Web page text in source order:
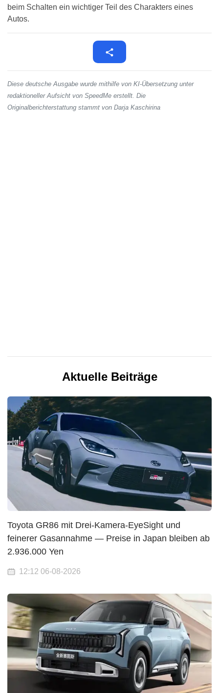
beim Schalten ein wichtiger Teil des Charakters eines
Autos.
Diese deutsche Ausgabe wurde mithilfe von KI-Übersetzung unter
redaktioneller Aufsicht von SpeedMe erstellt. Die
Originalberichterstattung stammt von Darja Kaschirina
Aktuelle Beiträge
Toyota GR86 mit Drei-Kamera-EyeSight und
feinerer Gasannahme — Preise in Japan bleiben ab
2.936.000 Yen
12:12 06-08-2026